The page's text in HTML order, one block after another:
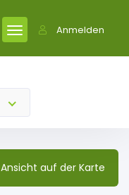
Anmelden
Ansicht auf der Karte